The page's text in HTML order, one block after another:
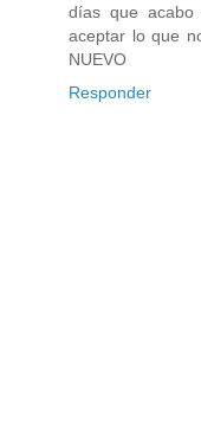
días que
aceptar lo que
NUEVO
Responder